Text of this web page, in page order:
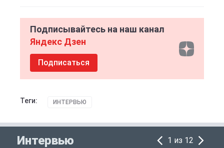
Подписывайтесь на наш канал
Яндекс Дзен
Подписаться
Теги: ИНТЕРВЬЮ
Интервью 1 из 12